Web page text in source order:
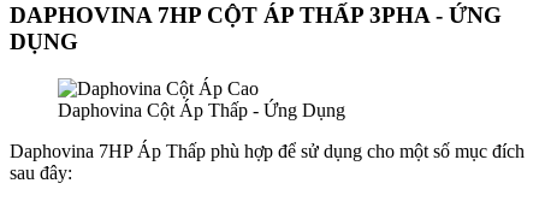
DAPHOVINA 7HP CỘT ÁP THẤP 3PHA - ỨNG
DỤNG
Daphovina Cột Áp Thấp - Ứng Dụng
Daphovina 7HP Áp Thấp phù hợp để sử dụng cho một số mục đích
sau đây: